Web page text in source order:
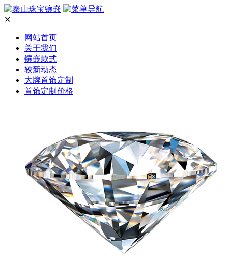
✕
网站首页
关于我们
镶嵌款式
较新动态
大牌首饰定制
首饰定制价格